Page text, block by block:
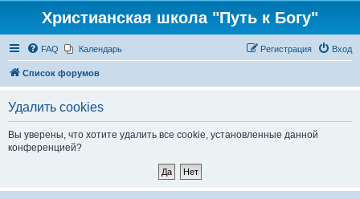
Христианская школа "Путь к Богу"
FAQ Календарь Вход
Регистрация
Список форумов
Удалить cookies
Вы уверены, что хотите удалить все cookie, установленные данной
конференцией?